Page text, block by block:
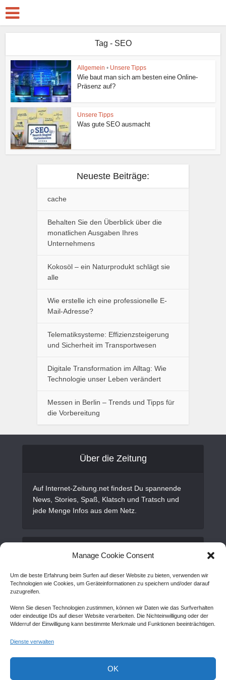
Manage Cookie Consent
Um die beste Erfahrung beim Surfen auf dieser Website zu bieten, verwenden wir
Technologien wie Cookies, um Geräteinformationen zu speichern und/oder darauf
zuzugreifen.
Wenn Sie diesen Technologien zustimmen, können wir Daten wie das Surfverhalten
oder eindeutige IDs auf dieser Website verarbeiten. Die Nichteinwilligung oder der
Widerruf der Einwilligung kann bestimmte Merkmale und Funktionen beeinträchtigen.
Dienste verwalten
OK
Tag - SEO
Allgemein • Unsere Tipps
Wie baut man sich am besten eine Online-
Präsenz auf?
Unsere Tipps
Was gute SEO ausmacht
Neueste Beiträge:
cache
Behalten Sie den Überblick über die
monatlichen Ausgaben Ihres
Unternehmens
Kokosöl – ein Naturprodukt schlägt sie
alle
Wie erstelle ich eine professionelle E-
Mail-Adresse?
Telematiksysteme: Effizienzsteigerung
und Sicherheit im Transportwesen
Digitale Transformation im Alltag: Wie
Technologie unser Leben verändert
Messen in Berlin – Trends und Tipps für
die Vorbereitung
Über die Zeitung
Auf Internet-Zeitung.net findest Du spannende
News, Stories, Spaß, Klatsch und Tratsch und
jede Menge Infos aus dem Netz.
Alles Wichtige
Gastartikel
AGB
Disclaimer